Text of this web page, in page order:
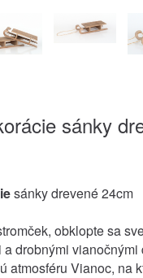
sánky
sánky drevené 24cm
obklopte sa
drobnými vianočnými
atmosféru Vianoc, na